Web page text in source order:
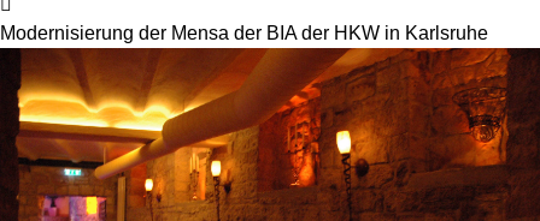
Modernisierung der Mensa der BIA der HKW in Karlsruhe